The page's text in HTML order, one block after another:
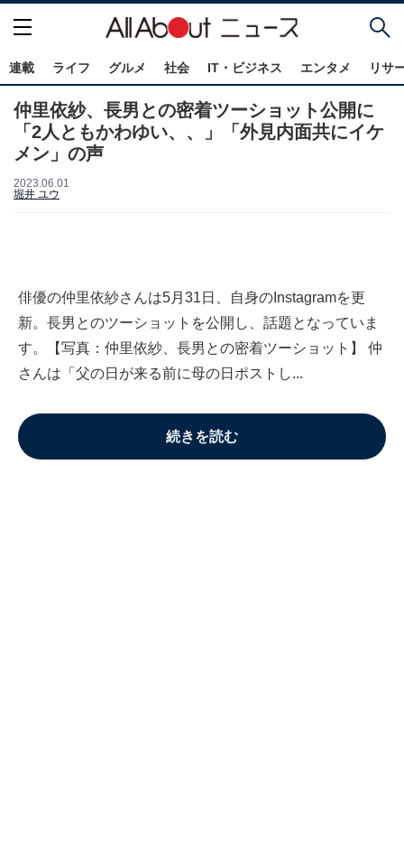
連載 ライフ グルメ 社会 IT・ビジネス エンタメ リサ
仲里依紗、長男との密着ツーショット公開に
「2人ともかわゆい、、」「外見内面共にイケ
メン」の声
2023.06.01
堀井 ユウ
俳優の仲里依紗さんは5月31日、自身のInstagramを更
新。長男とのツーショットを公開し、話題となっていま
す。【写真：仲里依紗、長男との密着ツーショット】 仲
さんは「父の日が来る前に母の日ポストし...
続きを読む